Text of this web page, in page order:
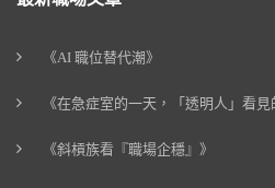
《AI 職位替代潮》
《在急症室的一天，「透明人」看見
《斜槓族看『職場企穩』》